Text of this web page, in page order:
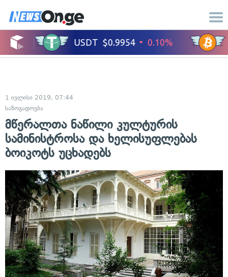
1 ივლისი 2019, 07:44
საზოგადოება
მწერალთა ნაწილი კულტურის
სამინისტროსა და ხელისუფლებას
ბოიკოტს უცხადებს